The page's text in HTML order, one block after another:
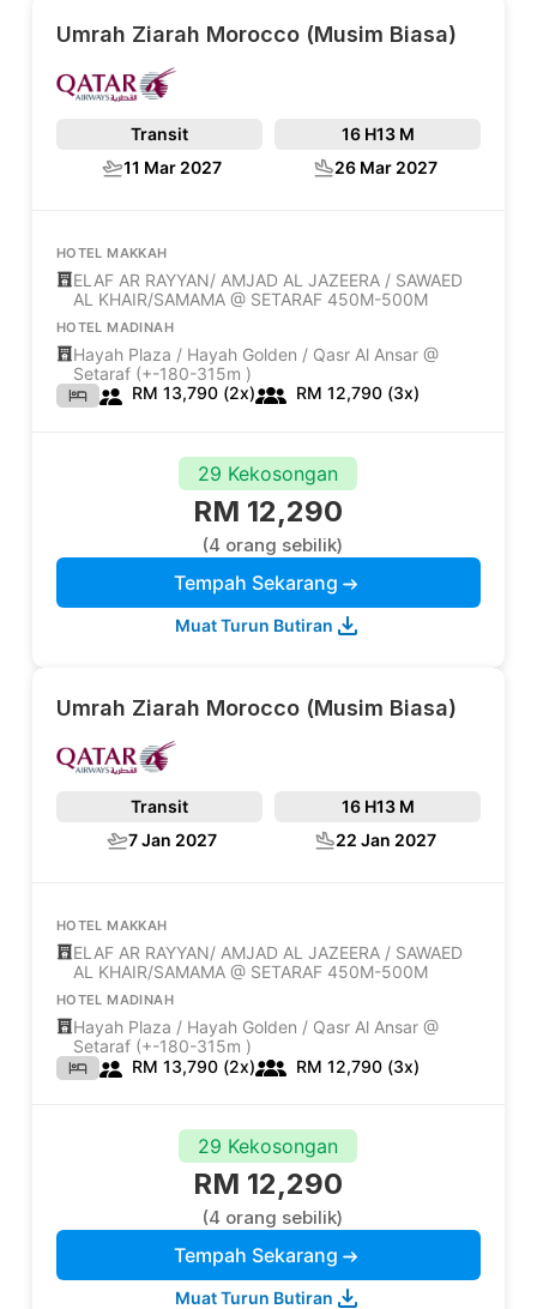
Umrah Ziarah Morocco (Musim Biasa)
Transit 16 H13 M
11 Mar 2027
26 Mar 2027
HOTEL MAKKAH
ELAF AR RAYYAN/ AMJAD AL JAZEERA / SAWAED
AL KHAIR/SAMAMA @ SETARAF 450M-500M
HOTEL MADINAH
Hayah Plaza / Hayah Golden / Qasr Al Ansar @
Setaraf (+-180-315m )
RM 13,790 (2x)
RM 12,790 (3x)
29 Kekosongan
RM 12,290
(4 orang sebilik)
Tempah Sekarang
Muat Turun Butiran
Umrah Ziarah Morocco (Musim Biasa)
Transit 16 H13 M
7 Jan 2027
22 Jan 2027
HOTEL MAKKAH
ELAF AR RAYYAN/ AMJAD AL JAZEERA / SAWAED
AL KHAIR/SAMAMA @ SETARAF 450M-500M
HOTEL MADINAH
Hayah Plaza / Hayah Golden / Qasr Al Ansar @
Setaraf (+-180-315m )
RM 13,790 (2x)
RM 12,790 (3x)
29 Kekosongan
RM 12,290
(4 orang sebilik)
Tempah Sekarang
Muat Turun Butiran